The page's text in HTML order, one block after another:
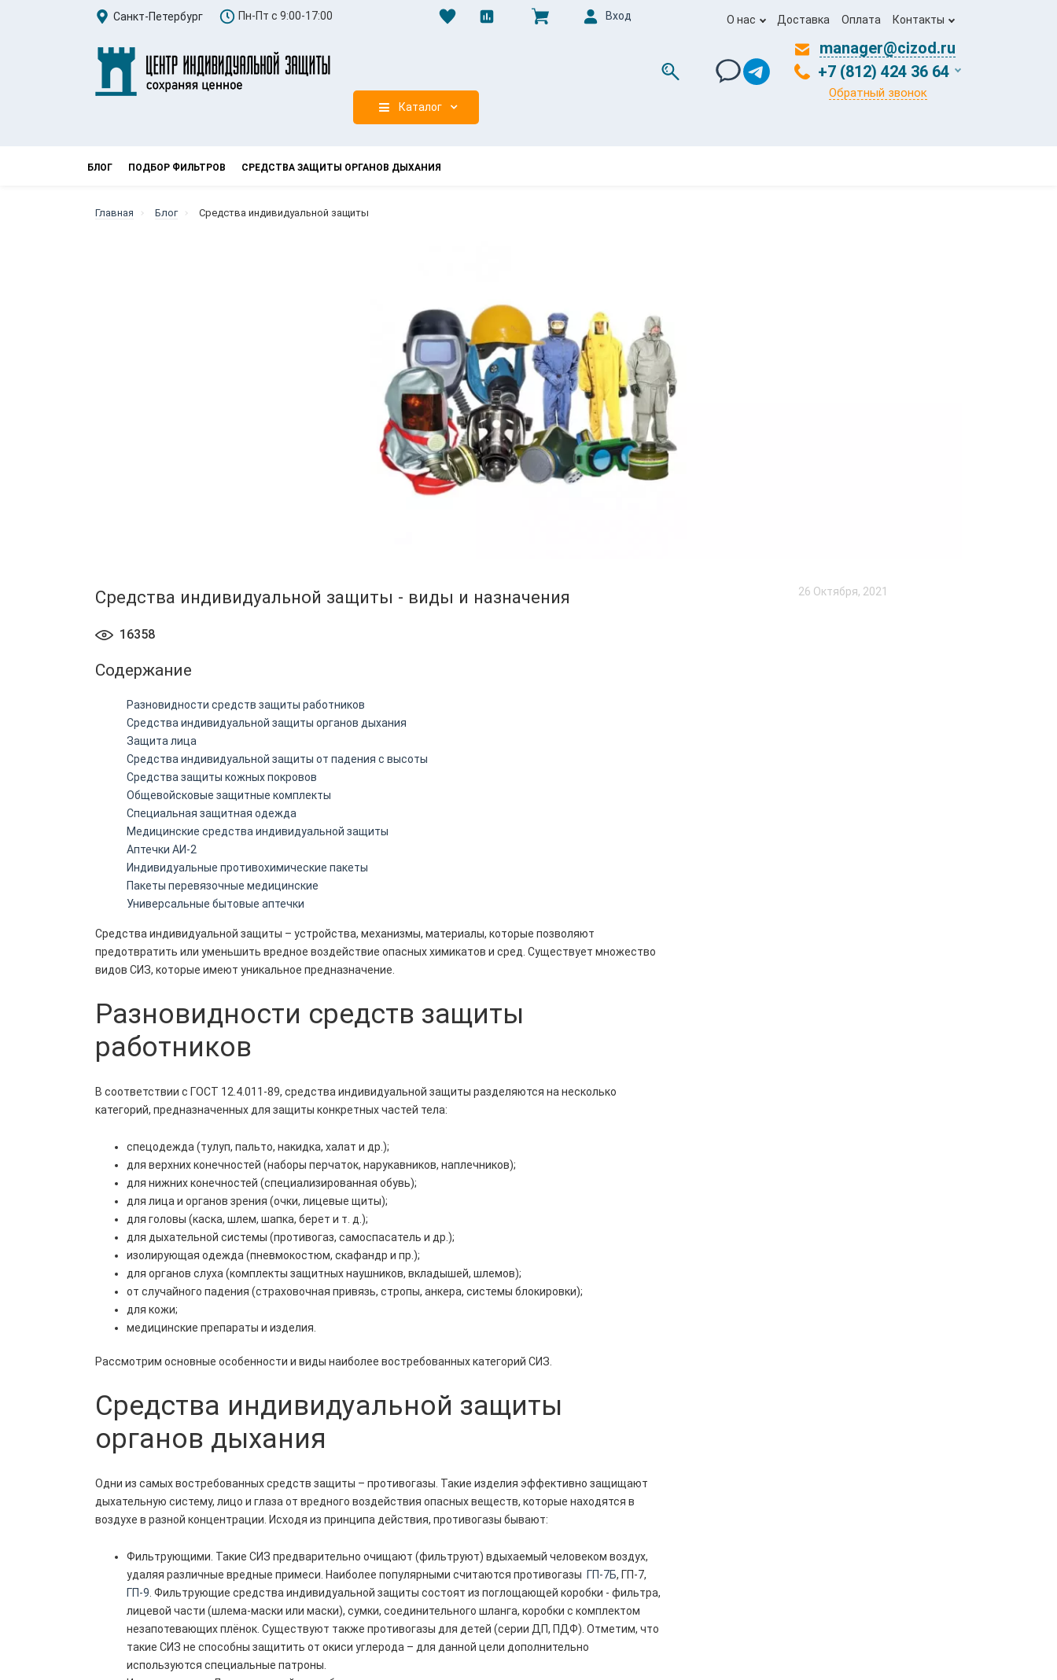
Санкт-Петербург Пн-Пт с 9:00-17:00 Вход О нас Доставка Оплата Контакты
manager@cizod.ru
+7 (812) 424 36 64
Обратный звонок
Каталог
БЛОГ ПОДБОР ФИЛЬТРОВ СРЕДСТВА ЗАЩИТЫ ОРГАНОВ ДЫХАНИЯ
Главная Блог Средства индивидуальной защиты
Средства индивидуальной защиты - виды и назначения
16358
Содержание
Разновидности средств защиты работников
Средства индивидуальной защиты органов дыхания
Защита лица
Средства индивидуальной защиты от падения с высоты
Средства защиты кожных покровов
Общевойсковые защитные комплекты
Специальная защитная одежда
Медицинские средства индивидуальной защиты
Аптечки АИ-2
Индивидуальные противохимические пакеты
Пакеты перевязочные медицинские
Универсальные бытовые аптечки
Средства индивидуальной защиты – устройства, механизмы, материалы, которые позволяют
предотвратить или уменьшить вредное воздействие опасных химикатов и сред. Существует множество
видов СИЗ, которые имеют уникальное предназначение.
Разновидности средств защиты
работников
В соответствии с ГОСТ 12.4.011-89, средства индивидуальной защиты разделяются на несколько
категорий, предназначенных для защиты конкретных частей тела:
спецодежда (тулуп, пальто, накидка, халат и др.);
для верхних конечностей (наборы перчаток, нарукавников, наплечников);
для нижних конечностей (специализированная обувь);
для лица и органов зрения (очки, лицевые щиты);
для головы (каска, шлем, шапка, берет и т. д.);
для дыхательной системы (противогаз, самоспасатель и др.);
изолирующая одежда (пневмокостюм, скафандр и пр.);
для органов слуха (комплекты защитных наушников, вкладышей, шлемов);
от случайного падения (страховочная привязь, стропы, анкера, системы блокировки);
для кожи;
медицинские препараты и изделия.
Рассмотрим основные особенности и виды наиболее востребованных категорий СИЗ.
Средства индивидуальной защиты
органов дыхания
Одни из самых востребованных средств защиты – противогазы. Такие изделия эффективно защищают
дыхательную систему, лицо и глаза от вредного воздействия опасных веществ, которые находятся в
воздухе в разной концентрации. Исходя из принципа действия, противогазы бывают:
Фильтрующими. Такие СИЗ предварительно очищают (фильтруют) вдыхаемый человеком воздух,
удаляя различные вредные примеси. Наиболее популярными считаются противогазы ГП-7Б, ГП-7,
ГП-9 . Фильтрующие средства индивидуальной защиты состоят из поглощающей коробки - фильтра,
лицевой части (шлема-маски или маски), сумки, соединительного шланга, коробки с комплектом
незапотевающих плёнок. Существуют также противогазы для детей (серии ДП, ПДФ). Отметим, что
такие СИЗ не способны защитить от окиси углерода – для данной цели дополнительно
используются специальные патроны.
26 Октября, 2021